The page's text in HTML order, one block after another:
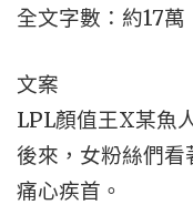
全文字數：約17萬
文案
LPL顏值王X某魚
後來，女粉絲們看
痛心疾首。